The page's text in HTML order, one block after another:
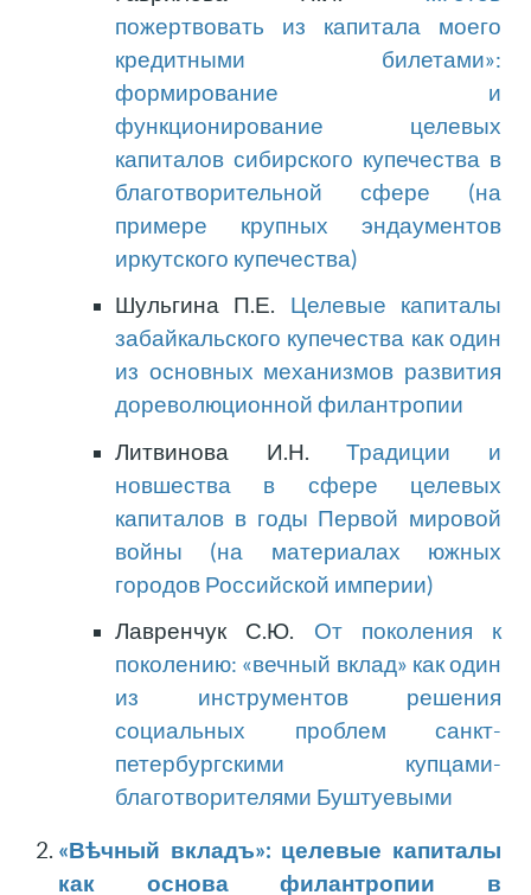
пожертвовать из капитала моего
кредитными билетами»:
формирование и
функционирование целевых
капиталов сибирского купечества в
благотворительной сфере (на
примере крупных эндаументов
иркутского купечества)
Шульгина П.Е. Целевые капиталы
забайкальского купечества как один
из основных механизмов развития
дореволюционной филантропии
Литвинова И.Н.Традиции и
новшества в сфере целевых
капиталов в годы Первой мировой
войны (на материалах южных
городов Российской империи)
Лавренчук С.Ю. От поколения к
поколению: «вечный вклад» как один
из инструментов решения
социальных проблем санкт-
петербургскими купцами-
благотворителями Буштуевыми
«Вѣчный вкладъ»: целевые капиталы
как основа филантропии в